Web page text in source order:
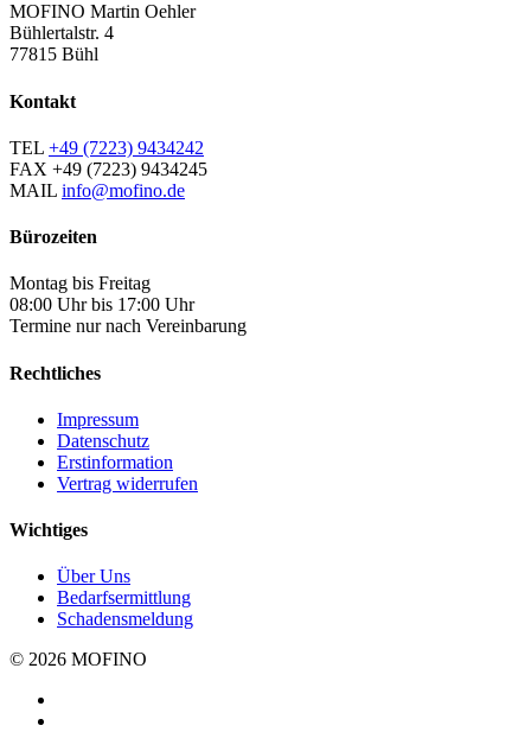
MOFINO Martin Oehler
Bühlertalstr. 4
77815 Bühl
Kontakt
TEL +49 (7223) 9434242
FAX +49 (7223) 9434245
MAIL info@mofino.de
Bürozeiten
Montag bis Freitag
08:00 Uhr bis 17:00 Uhr
Termine nur nach Vereinbarung
Rechtliches
Impressum
Datenschutz
Erstinformation
Vertrag widerrufen
Wichtiges
Über Uns
Bedarfsermittlung
Schadensmeldung
© 2026 MOFINO